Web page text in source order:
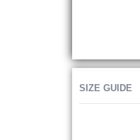
SIZE GUIDE